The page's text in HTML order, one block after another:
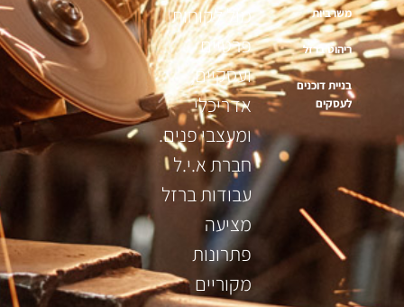
משרביות
ריהוט ברזל
בניית דוכנים
לעסקים
מול לקוחות
פרטיים
ועסקיים,
אדריכלי
ומעצבי פנים.
חברת א.י.ל
עבודות ברזל
מציעה
פתרונות
מקוריים